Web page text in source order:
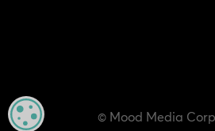
© Mood Media
MANAGE PRIVACY